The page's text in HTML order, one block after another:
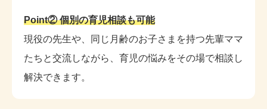
Point② 個別の育児相談も可能
現役の先生や、同じ月齢のお子さまを持つ先輩ママ
たちと交流しながら、育児の悩みをその場で相談し
解決できます。